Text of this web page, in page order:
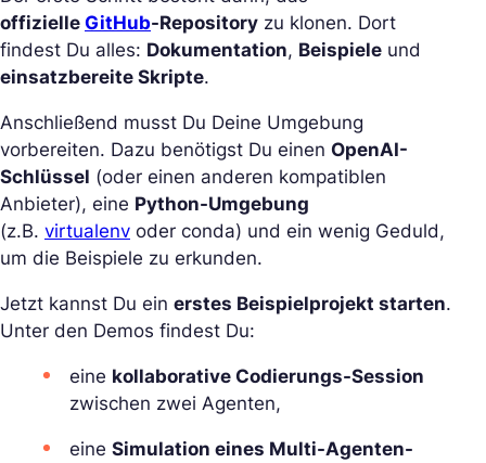
offizielle GitHub-Repository zu klonen. Dort
findest Du alles: Dokumentation, Beispiele und
einsatzbereite Skripte.
Anschließend musst Du Deine Umgebung
vorbereiten. Dazu benötigst Du einen OpenAI-
Schlüssel (oder einen anderen kompatiblen
Anbieter), eine Python-Umgebung
(z.B. virtualenv oder conda) und ein wenig Geduld,
um die Beispiele zu erkunden.
Jetzt kannst Du ein erstes Beispielprojekt starten.
Unter den Demos findest Du:
eine kollaborative Codierungs-Session
zwischen zwei Agenten,
eine Simulation eines Multi-Agenten-